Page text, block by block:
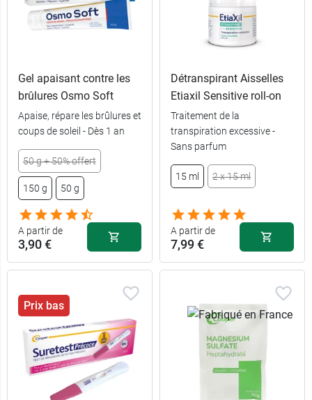
100 ml 5,99 €
9,99 €
Gel apaisant contre les
brûlures Osmo Soft
Apaise, répare les brûlures et
coups de soleil - Dès 1 an
50 g + 50% offert
150 g 50 g
A partir de
3,90 €
Détranspirant Aisselles
Etiaxil Sensitive roll-on
Traitement de la
transpiration excessive -
Sans parfum
15 ml 2 x 15 ml
A partir de
7,99 €
Prix bas